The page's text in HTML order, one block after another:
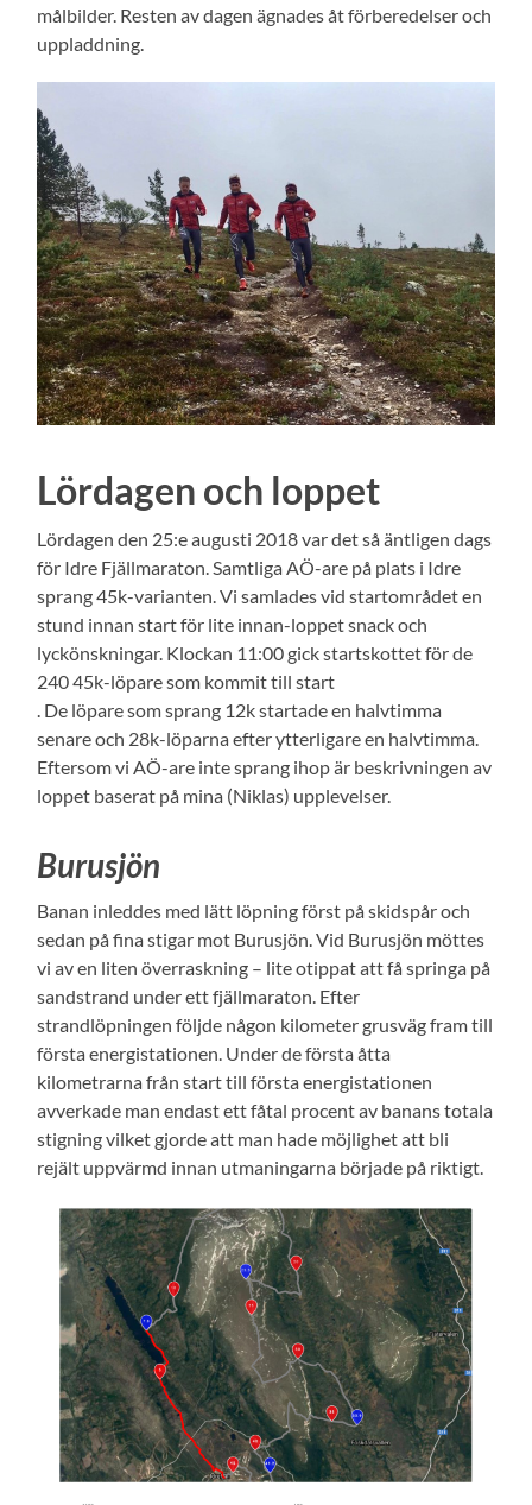
målbilder. Resten av dagen ägnades åt förberedelser och
uppladdning.
Lördagen och loppet
Lördagen den 25:e augusti 2018 var det så äntligen dags
för Idre Fjällmaraton. Samtliga AÖ-are på plats i Idre
sprang 45k-varianten. Vi samlades vid startområdet en
stund innan start för lite innan-loppet snack och
lyckönskningar. Klockan 11:00 gick startskottet för de
240 45k-löpare som kommit till start
. De löpare som sprang 12k startade en halvtimma
senare och 28k-löparna efter ytterligare en halvtimma.
Eftersom vi AÖ-are inte sprang ihop är beskrivningen av
loppet baserat på mina (Niklas) upplevelser.
Burusjön
Banan inleddes med lätt löpning först på skidspår och
sedan på fina stigar mot Burusjön. Vid Burusjön möttes
vi av en liten överraskning – lite otippat att få springa på
sandstrand under ett fjällmaraton. Efter
strandlöpningen följde någon kilometer grusväg fram till
första energistationen. Under de första åtta
kilometrarna från start till första energistationen
avverkade man endast ett fåtal procent av banans totala
stigning vilket gjorde att man hade möjlighet att bli
rejält uppvärmd innan utmaningarna började på riktigt.